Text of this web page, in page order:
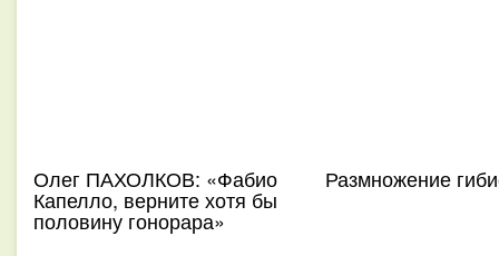
Олег ПАХОЛКОВ: «Фабио
Капелло, верните хотя бы
половину гонорара»
Размножение